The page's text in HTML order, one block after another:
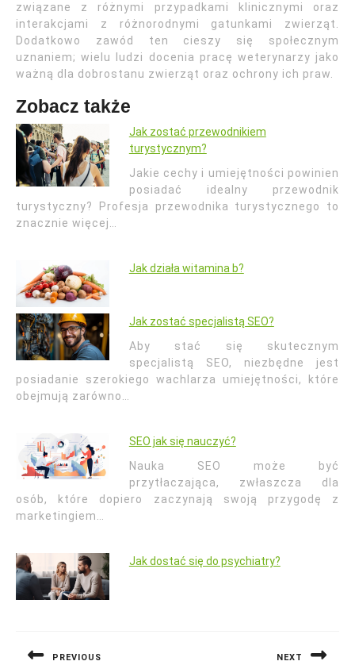
związane z różnymi przypadkami klinicznymi oraz
interakcjami z różnorodnymi gatunkami zwierząt.
Dodatkowo zawód ten cieszy się społecznym
uznaniem; wielu ludzi docenia pracę weterynarzy jako
ważną dla dobrostanu zwierząt oraz ochrony ich praw.
Zobacz także
Jak zostać przewodnikiem
turystycznym?
Jakie cechy i umiejętności powinien
posiadać idealny przewodnik
turystyczny? Profesja przewodnika turystycznego to
znacznie więcej…
Jak działa witamina b?
Jak zostać specjalistą SEO?
Aby stać się skutecznym
specjalistą SEO, niezbędne jest
posiadanie szerokiego wachlarza umiejętności, które
obejmują zarówno…
SEO jak się nauczyć?
Nauka SEO może być
przytłaczająca, zwłaszcza dla
osób, które dopiero zaczynają swoją przygodę z
marketingiem…
Jak dostać się do psychiatry?
PREVIOUS NEXT